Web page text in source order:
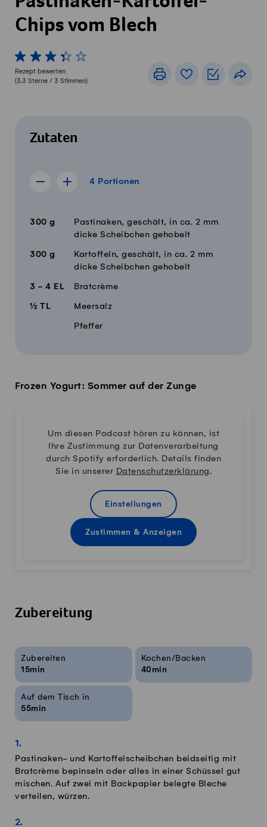
Chips vom Blech
1 von 5 Sterne
2 von 5 Sterne
3 von 5 Sterne
4 von 5 Sterne
5 von 5 Sterne
Rezept bewerten
(3.3 Sterne / 3 Stimmen)
DruckenRezeptbuch
Zutaten
4 Portionen
Rezept für 3 Portionen anzeigen
Rezept für 5 Portionen anzeigen
4 Portionen
Menge Zutaten
300 g
Pastinaken, geschält, in ca. 2 mm
dicke Scheibchen gehobelt
300 g
Kartoffeln, geschält, in ca. 2 mm
dicke Scheibchen gehobelt
3 - 4 EL Bratcrème
½ TL Meersalz
Pfeffer
Frozen Yogurt: Sommer auf der Zunge
Um diesen Podcast hören zu können, ist
Ihre Zustimmung zur Datenverarbeitung
durch Spotify erforderlich. Details finden
Sie in unserer Datenschutzerklärung.
Einstellungen
Zustimmen & Anzeigen
Zubereitung
Rezeptinfos
Zubereiten
15min
Kochen/Backen
40min
Auf dem Tisch in
55min
Pastinaken- und Kartoffelscheibchen beidseitig mit
Bratcrème bepinseln oder alles in einer Schüssel gut
mischen. Auf zwei mit Backpapier belegte Bleche
verteilen, würzen.